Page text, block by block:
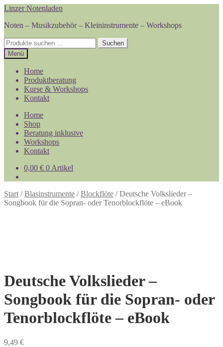
Zur
springen
Zum
springen
Linzer Notenladen
Noten – Musikzubehör – Kleininstrumente – Workshops
Suchen
nach:
Suchen
Menü
Home
Produktberatung
Kurse & Workshops
Kontakt
Home
Shop
Beratung inklusive
Workshops
Kontakt
0,00 € 0 Artikel
Start /Blasinstrumente /Blockflöte /Deutsche Volkslieder –
Songbook für die Sopran- oder Tenorblockflöte – eBook
Deutsche Volkslieder –
Songbook für die Sopran- oder
Tenorblockflöte – eBook
9,49 €